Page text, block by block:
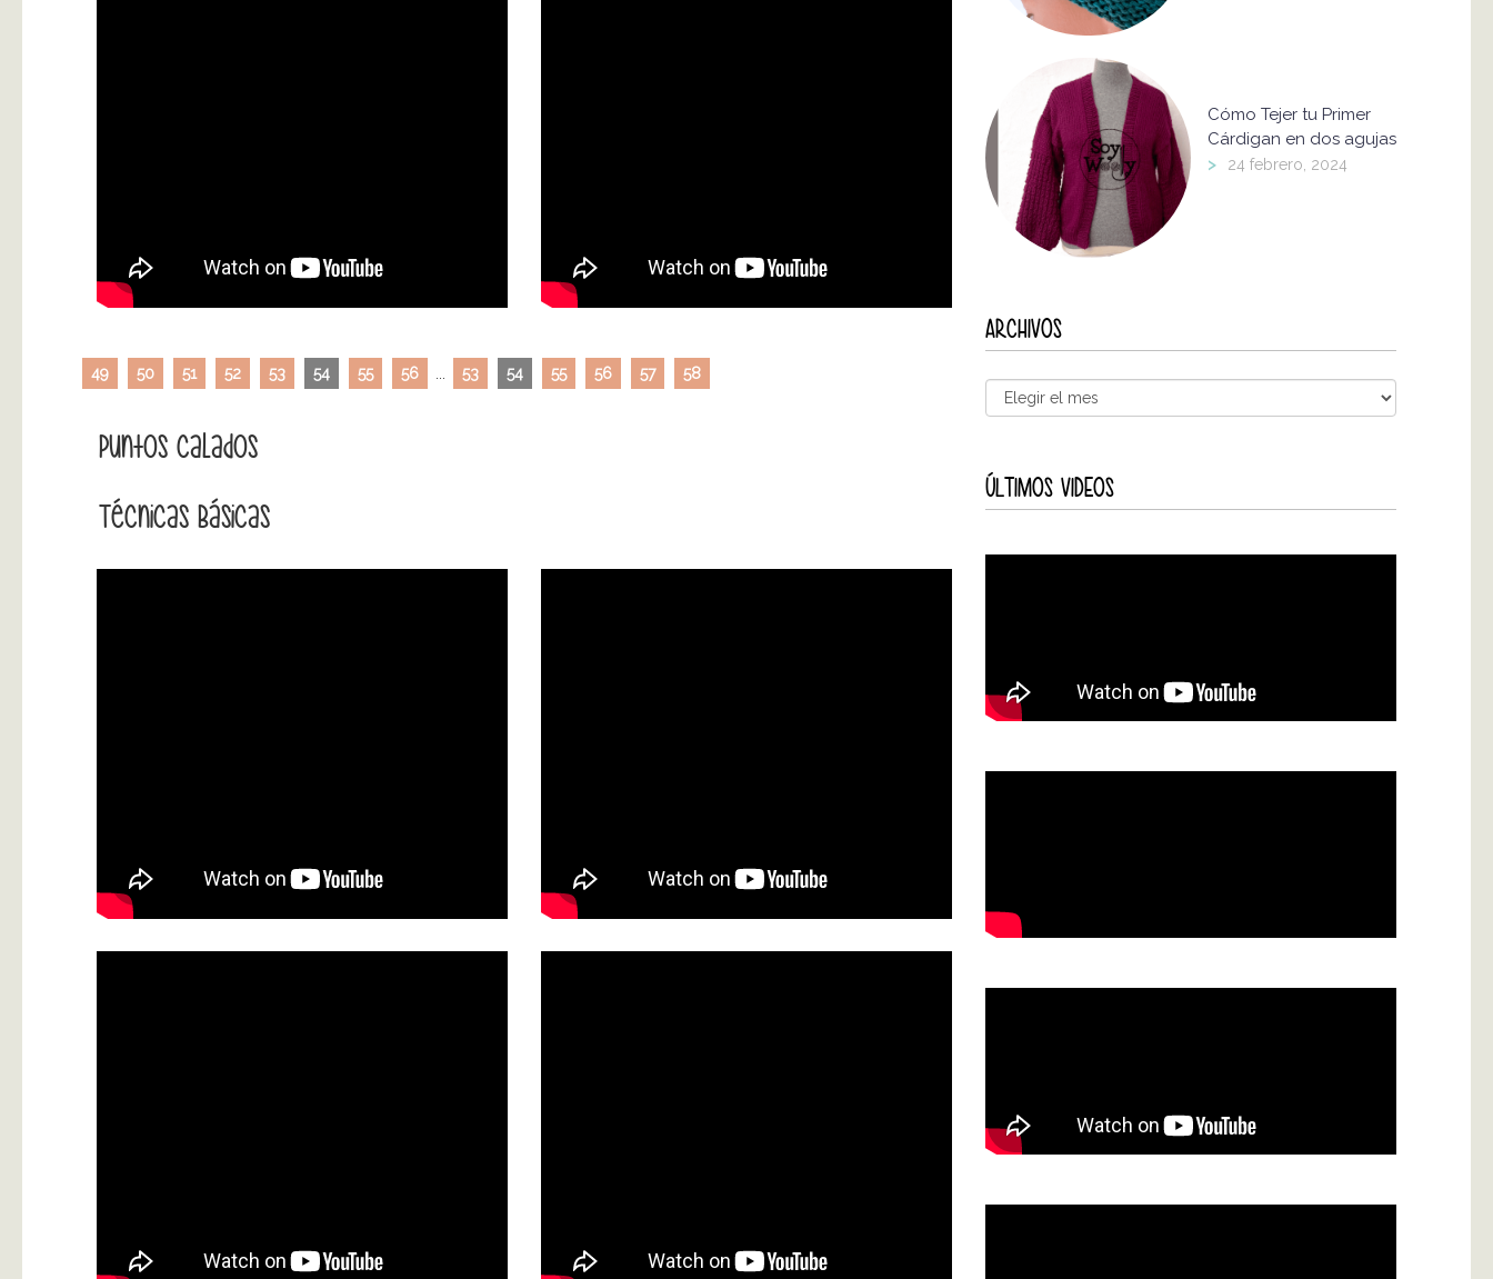
49 50 51 52 53 54 55 56 53 54 55 56 57 58
Puntos Calados
Técnicas Básicas
Cómo Tejer tu Primer
Cárdigan en dos agujas
> 24 febrero, 2024
ARCHIVOS
ÚLTIMOS VIDEOS